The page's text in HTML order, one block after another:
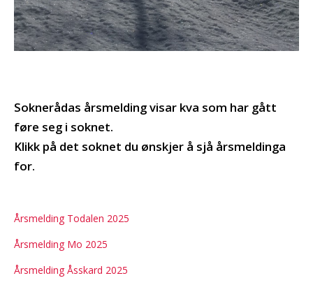
Soknerådas årsmelding visar kva som har gått
føre seg i soknet.
Klikk på det soknet du ønskjer å sjå årsmeldinga
for.
Årsmelding Todalen 2025
Årsmelding Mo 2025
Årsmelding Åsskard 2025